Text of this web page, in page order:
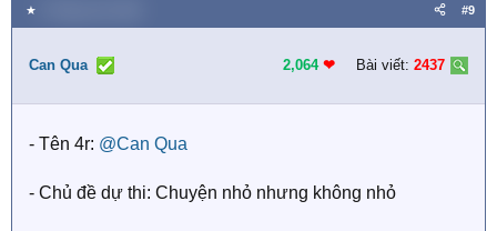
a
c
i
n
:
★ #9
Can Qua 2,064 ❤︎ Bài viết: 2437
- Tên 4r: @Can Qua
- Chủ đề dự thi: Chuyện nhỏ nhưng không nhỏ